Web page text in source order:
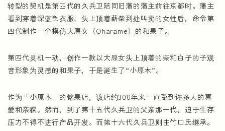
转型的契机是第四代的久兵卫陪同旧藩的藩主前往京都时。藩主
看到穿着深蓝色衣服、头上顶着薪柴到处叫卖的女性后，命令第
四代制作一个模仿大原女（Oharame）的和果子。
第四代灵机一动，创作一款以大原女头上顶着的柴和白子的子观
音形象为灵感的和果子，于是诞生了“小原木”。
作为「小原木」的铭果店，该店约300年来一直受到许多人的喜
爱和亲睐。然而，到了第十五代久兵卫的父亲那一代，迫于生存
压力不得不进行产品开发。而第十六代久兵卫则由竹口氏继承。